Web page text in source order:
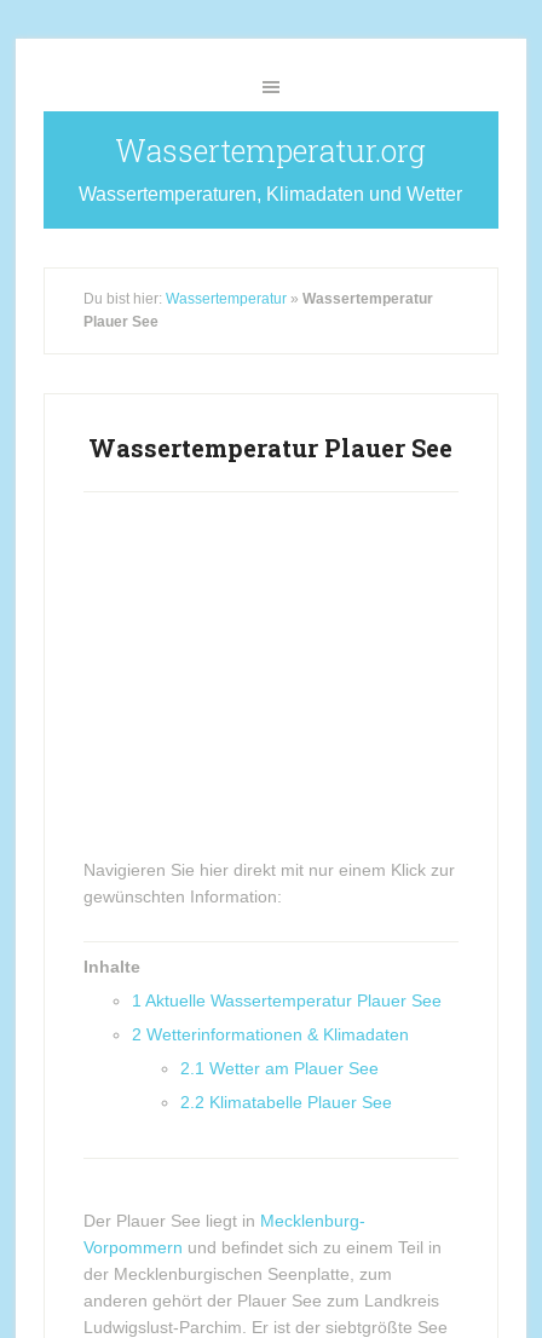
Wassertemperatur.org
Wassertemperaturen, Klimadaten und Wetter
Du bist hier: Wassertemperatur» Wassertemperatur
Plauer See
Wassertemperatur Plauer See
Navigieren Sie hier direkt mit nur einem Klick zur
gewünschten Information:
Inhalte
1 Aktuelle Wassertemperatur Plauer See
2 Wetterinformationen & Klimadaten
2.1 Wetter am Plauer See
2.2 Klimatabelle Plauer See
Der Plauer See liegt in Mecklenburg-
Vorpommern und befindet sich zu einem Teil in
der Mecklenburgischen Seenplatte, zum
anderen gehört der Plauer See zum Landkreis
Ludwigslust-Parchim. Er ist der siebtgrößte See